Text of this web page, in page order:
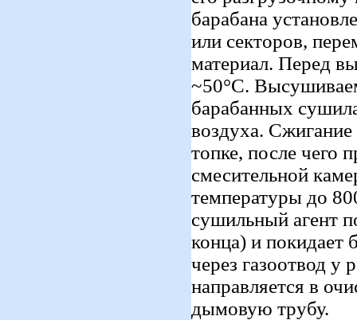
барабана
или секторов,
материал. Перед
~50°С.
барабанных
воздуха. Сжигание
топке, после чего
смесительной
температуры до
сушильный агент
конца) и покидает
через газоотвод у
направляется в
дымовую трубу.